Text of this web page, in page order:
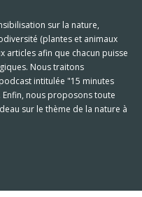
sur la nature,
(plantes et animaux
articles afin que chacun puisse
Nous traitons
intitulée "15 minutes
nous proposons toute
sur le thème de la nature à